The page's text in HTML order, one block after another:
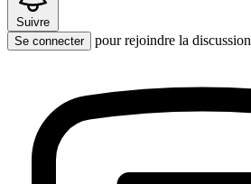
Suivre
Se connecter
pour rejoindre la discussion